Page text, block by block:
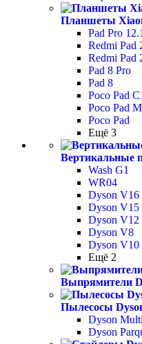
Планшеты
Pad Pro
Redmi Pad
Redmi Pad
Pad 8 Pro
Pad 8
Poco Pad
Poco Pad
Poco Pad
Ещё 3
Вертикальные
Wash G1
WR04
Dyson V16
Dyson V15
Dyson V12
Dyson V8
Dyson V10
Ещё 2
Выпрямители
Пылесосы
Dyson
Dyson